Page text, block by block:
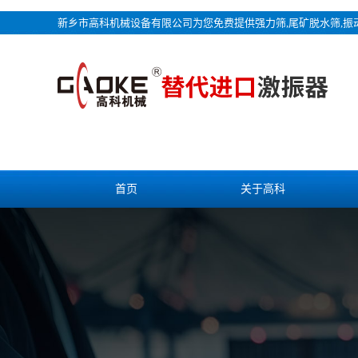
新乡市高科机械设备有限公司为您免费提供强力筛,尾矿脱水筛,振
首页 关于高科